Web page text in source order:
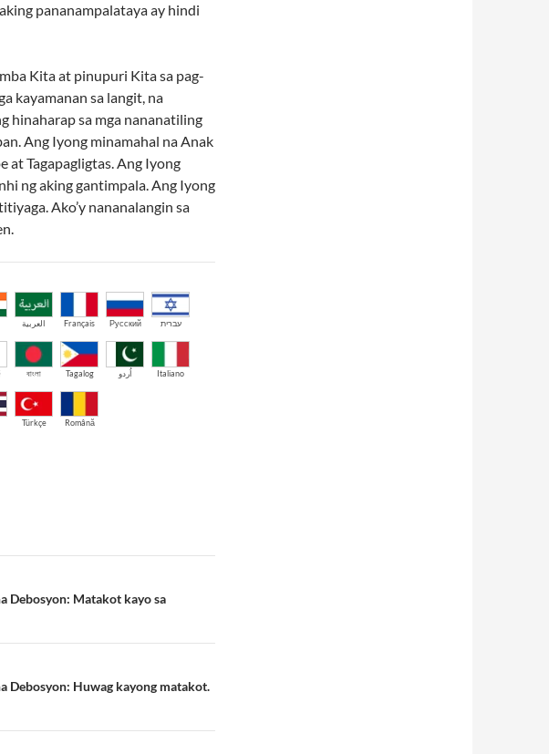
pananampalataya ay hindi
Kita at pinupuri Kita sa pag-
kayamanan sa langit, na
hinaharap sa mga nananatiling
Ang Iyong minamahal na Anak
at Tagapagligtas. Ang Iyong
ng aking gantimpala. Ang Iyong
Ako’y nananalangin sa
العربية Français Русский עברית
বাংলা Tagalog اُردو Italiano
Türkçe Română
Debosyon: Matakot kayo sa
Debosyon: Huwag kayong matakot.